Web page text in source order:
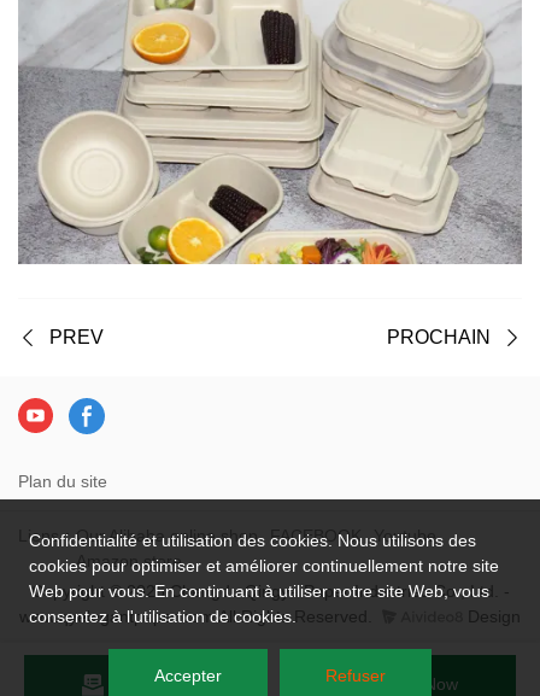
PREV PROCHAIN
Plan du site
Liens：Our Alibaba online shop FACEBOOK
Youtube
Amazon store
Copyright © 2026 Chengdu Qingya Paper Industries Co., Ltd. -
www.qyelegantpaper.com All Rights Reserved.
Design
Send Inquiry Chat Now
Confidentialité et utilisation des cookies. Nous utilisons des
cookies pour optimiser et améliorer continuellement notre site
Web pour vous. En continuant à utiliser notre site Web, vous
consentez à l'utilisation de cookies.
Accepter Refuser